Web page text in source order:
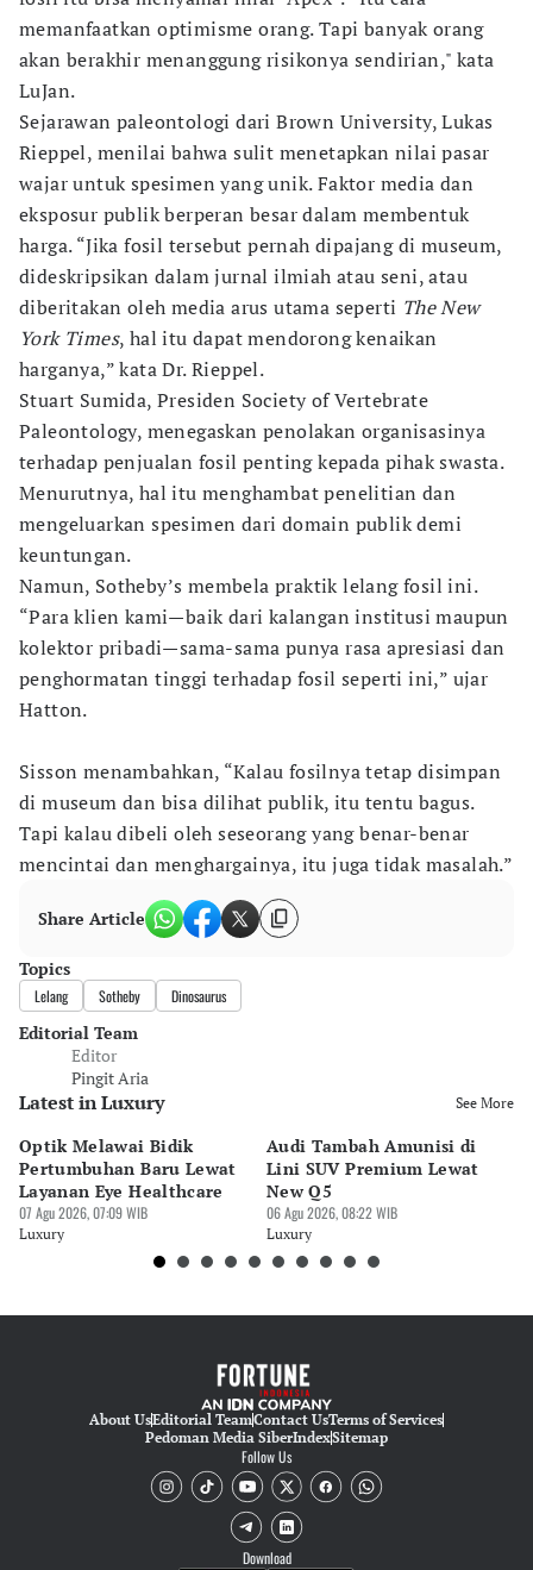
memanfaatkan optimisme orang. Tapi banyak orang
akan berakhir menanggung risikonya sendirian," kata
LuJan.
Sejarawan paleontologi dari Brown University, Lukas
Rieppel, menilai bahwa sulit menetapkan nilai pasar
wajar untuk spesimen yang unik. Faktor media dan
eksposur publik berperan besar dalam membentuk
harga. “Jika fosil tersebut pernah dipajang di museum,
dideskripsikan dalam jurnal ilmiah atau seni, atau
diberitakan oleh media arus utama seperti The New
York Times, hal itu dapat mendorong kenaikan
harganya,” kata Dr. Rieppel.
Stuart Sumida, Presiden Society of Vertebrate
Paleontology, menegaskan penolakan organisasinya
terhadap penjualan fosil penting kepada pihak swasta.
Menurutnya, hal itu menghambat penelitian dan
mengeluarkan spesimen dari domain publik demi
keuntungan.
Namun, Sotheby’s membela praktik lelang fosil ini.
“Para klien kami—baik dari kalangan institusi maupun
kolektor pribadi—sama-sama punya rasa apresiasi dan
penghormatan tinggi terhadap fosil seperti ini,” ujar
Hatton.
Sisson menambahkan, “Kalau fosilnya tetap disimpan
di museum dan bisa dilihat publik, itu tentu bagus.
Tapi kalau dibeli oleh seseorang yang benar-benar
mencintai dan menghargainya, itu juga tidak masalah.”
Share Article
Topics
Lelang Sotheby Dinosaurus
Editorial Team
Editor
Pingit Aria
Latest in Luxury See More
Optik Melawai Bidik
Pertumbuhan Baru Lewat
Layanan Eye Healthcare
07 Agu 2026, 07:09 WIB
Luxury
Audi Tambah Amunisi di
Lini SUV Premium Lewat
New Q5
06 Agu 2026, 08:22 WIB
Luxury
About UsEditorial TeamContact UsTerms of Services
Pedoman Media SiberIndexSitemap
Follow Us
Download